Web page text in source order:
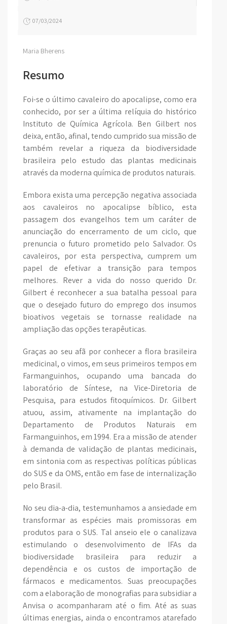
07/03/2024
Maria Bherens
Resumo
Foi-se o último cavaleiro do apocalipse, como era
conhecido, por ser a última relíquia do histórico
Instituto de Química Agrícola. Ben Gilbert nos
deixa, então, afinal, tendo cumprido sua missão de
também revelar a riqueza da biodiversidade
brasileira pelo estudo das plantas medicinais
através da moderna química de produtos naturais.
Embora exista uma percepção negativa associada
aos cavaleiros no apocalipse bíblico, esta
passagem dos evangelhos tem um caráter de
anunciação do encerramento de um ciclo, que
prenuncia o futuro prometido pelo Salvador. Os
cavaleiros, por esta perspectiva, cumprem um
papel de efetivar a transição para tempos
melhores. Rever a vida do nosso querido Dr.
Gilbert é reconhecer a sua batalha pessoal para
que o desejado futuro do emprego dos insumos
bioativos vegetais se tornasse realidade na
ampliação das opções terapêuticas.
Graças ao seu afã por conhecer a flora brasileira
medicinal, o vimos, em seus primeiros tempos em
Farmanguinhos, ocupando uma bancada do
laboratório de Síntese, na Vice-Diretoria de
Pesquisa, para estudos fitoquímicos. Dr. Gilbert
atuou, assim, ativamente na implantação do
Departamento de Produtos Naturais em
Farmanguinhos, em 1994. Era a missão de atender
à demanda de validação de plantas medicinais,
em sintonia com as respectivas políticas públicas
do SUS e da OMS, então em fase de internalização
pelo Brasil.
No seu dia-a-dia, testemunhamos a ansiedade em
transformar as espécies mais promissoras em
produtos para o SUS. Tal anseio ele o canalizava
estimulando o desenvolvimento de IFAs da
biodiversidade brasileira para reduzir a
dependência e os custos de importação de
fármacos e medicamentos. Suas preocupações
com a elaboração de monografias para subsidiar a
Anvisa o acompanharam até o fim. Até as suas
últimas energias, ainda o encontramos atarefado